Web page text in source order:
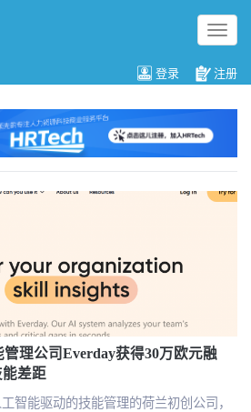
切
换
航
登录 注册
管理公司Everday获得30万欧元融
差距
智能驱动的技能管理的荷兰初创公司，